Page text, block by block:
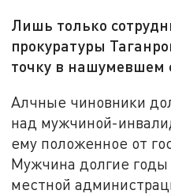
Лишь только
прокуратуры
точку в нашумевшем
Алчные чиновники
над мужчиной-
ему положенное от
Мужчина долгие годы
местной